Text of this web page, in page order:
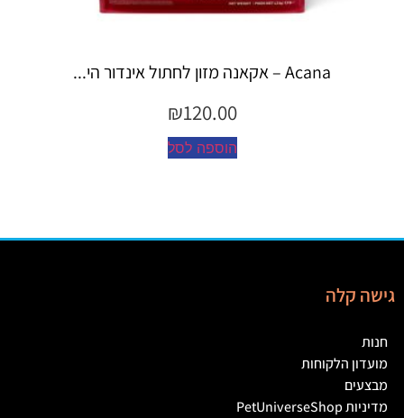
Espree – שמפו 355 מ"ל יערות ה...
גישה קלה
חנות
מועדון הלקוחות
מבצעים
מדיניות PetUniverseShop